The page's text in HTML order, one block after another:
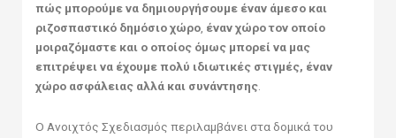
πώς μπορούμε να δημιουργήσουμε έναν άμεσο και
ριζοσπαστικό δημόσιο χώρο, έναν χώρο τον οποίο
μοιραζόμαστε και ο οποίος όμως μπορεί να μας
επιτρέψει να έχουμε πολύ ιδιωτικές στιγμές, έναν
χώρο ασφάλειας αλλά και συνάντησης.
Ο Ανοιχτός Σχεδιασμός περιλαμβάνει στα δομικά του